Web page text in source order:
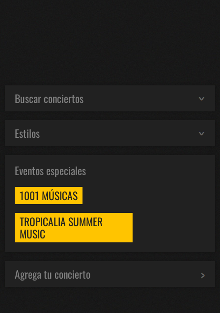
Buscar conciertos
Estilos
Eventos especiales
1001 MÚSICAS
TROPICALIA SUMMER
MUSIC
Agrega tu concierto